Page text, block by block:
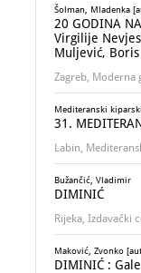
Šolman, Mladenka
20 GODINA
Virgilije
Muljević, Boris
Zagreb, Moderna
Mediteranski
31.
Labin,
Bužančić, Vladimir
DIMINIĆ
Rijeka, Izdavački
Maković, Zvonko
DIMINIĆ :